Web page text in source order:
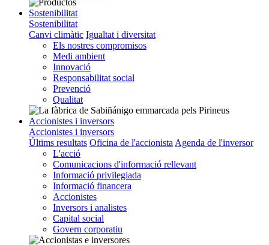
Sostenibilitat
Sostenibilitat
Canvi climàtic Igualtat i diversitat
Els nostres compromisos
Medi ambient
Innovació
Responsabilitat social
Prevenció
Qualitat
Accionistes i inversors
Accionistes i inversors
Últims resultats Oficina de l'accionista Agenda de l'inversor
L'acció
Comunicacions d'informació rellevant
Informació privilegiada
Informació financera
Accionistes
Inversors i analistes
Capital social
Govern corporatiu